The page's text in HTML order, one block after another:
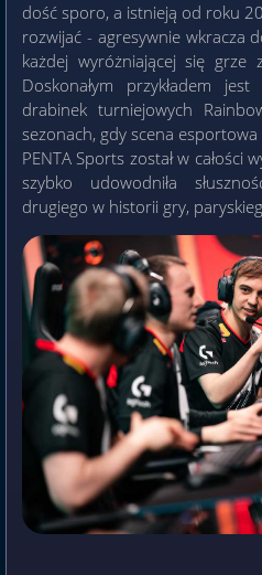
dość sporo, a istnieją od roku
rozwijać - agresywnie wkracza
każdej wyróżniającej się grze
Doskonałym przykładem
drabinek turniejowych
sezonach, gdy scena esportowa
PENTA Sports został w całości
szybko udowodniła
drugiego w historii gry,